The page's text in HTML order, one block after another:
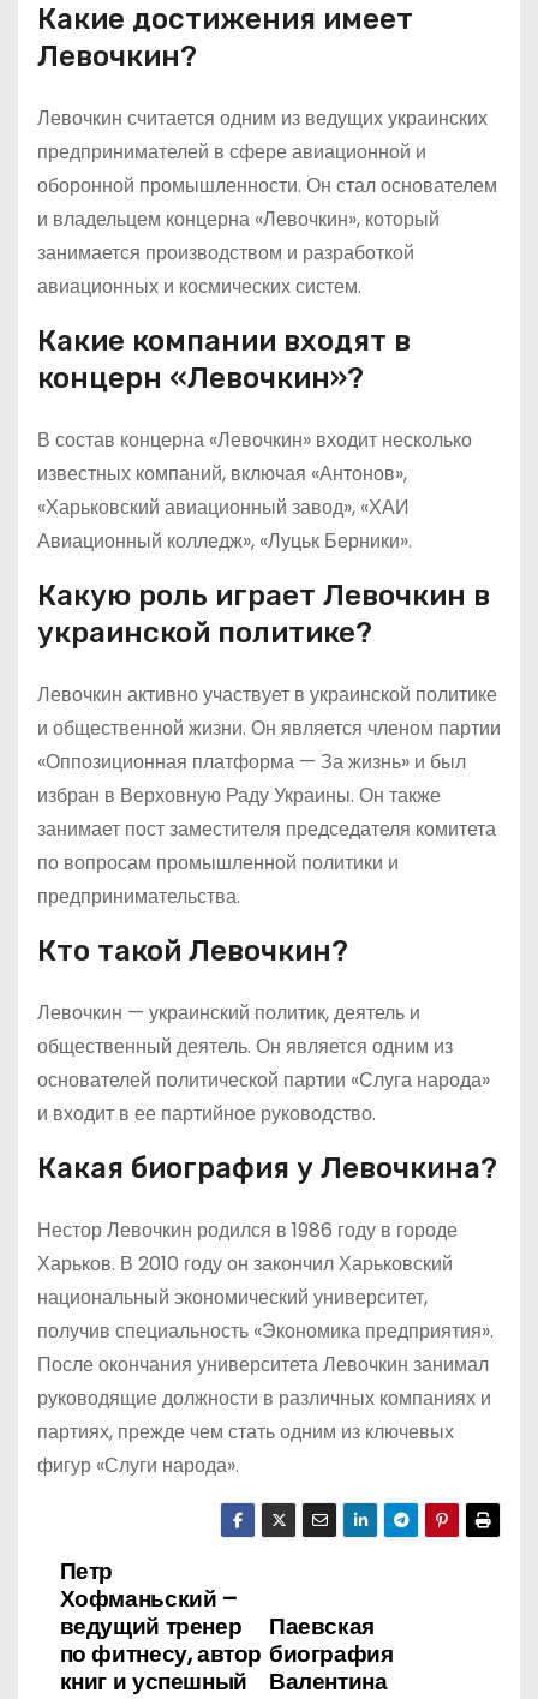
Какие достижения имеет
Левочкин?
Левочкин считается одним из ведущих украинских
предпринимателей в сфере авиационной и
оборонной промышленности. Он стал основателем
и владельцем концерна «Левочкин», который
занимается производством и разработкой
авиационных и космических систем.
Какие компании входят в
концерн «Левочкин»?
В состав концерна «Левочкин» входит несколько
известных компаний, включая «Антонов»,
«Харьковский авиационный завод», «ХАИ
Авиационный колледж», «Луцьк Берники».
Какую роль играет Левочкин в
украинской политике?
Левочкин активно участвует в украинской политике
и общественной жизни. Он является членом партии
«Оппозиционная платформа — За жизнь» и был
избран в Верховную Раду Украины. Он также
занимает пост заместителя председателя комитета
по вопросам промышленной политики и
предпринимательства.
Кто такой Левочкин?
Левочкин — украинский политик, деятель и
общественный деятель. Он является одним из
основателей политической партии «Слуга народа»
и входит в ее партийное руководство.
Какая биография у Левочкина?
Нестор Левочкин родился в 1986 году в городе
Харьков. В 2010 году он закончил Харьковский
национальный экономический университет,
получив специальность «Экономика предприятия».
После окончания университета Левочкин занимал
руководящие должности в различных компаниях и
партиях, прежде чем стать одним из ключевых
фигур «Слуги народа».
Н
Паевская
биография
Валентина
Петр
Хофманьский –
ведущий тренер
по фитнесу, автор
книг и успешный